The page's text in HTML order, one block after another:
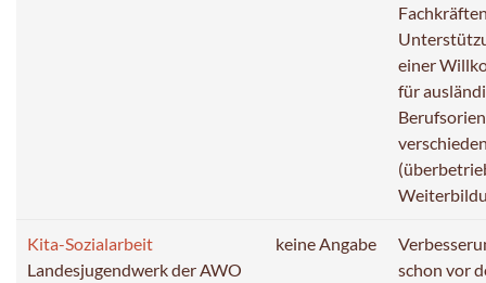
einer
für
Kita-Sozialarbeit
Landesjugendwerk der AWO
keine Angabe
schon vor